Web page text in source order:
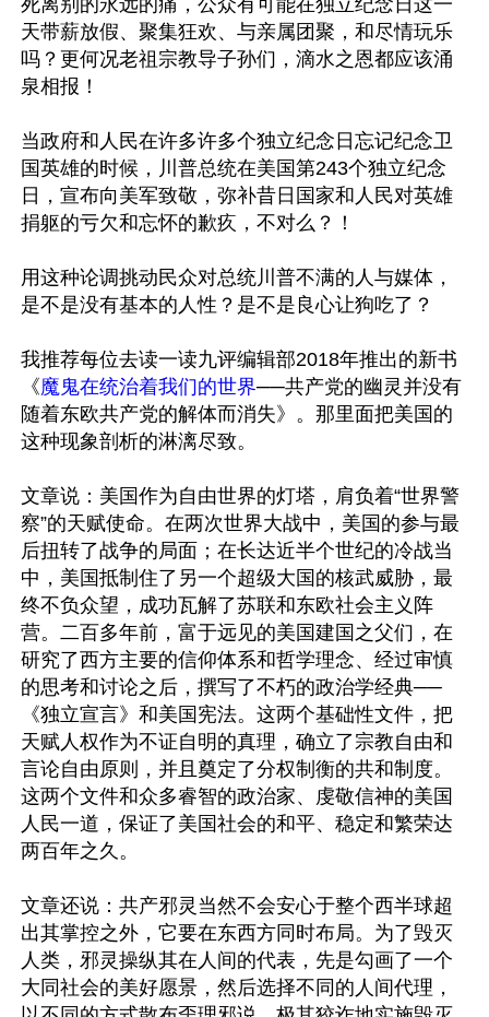
死离别的永远的痛，公众有可能在独立纪念日这一
天带薪放假、聚集狂欢、与亲属团聚，和尽情玩乐
吗？更何况老祖宗教导子孙们，滴水之恩都应该涌
泉相报！
当政府和人民在许多许多个独立纪念日忘记纪念卫
国英雄的时候，川普总统在美国第243个独立纪念
日，宣布向美军致敬，弥补昔日国家和人民对英雄
捐躯的亏欠和忘怀的歉疚，不对么？！
用这种论调挑动民众对总统川普不满的人与媒体，
是不是没有基本的人性？是不是良心让狗吃了？
我推荐每位去读一读九评编辑部2018年推出的新书
《魔鬼在统治着我们的世界──共产党的幽灵并没有
随着东欧共产党的解体而消失》。那里面把美国的
这种现象剖析的淋漓尽致。
文章说：美国作为自由世界的灯塔，肩负着“世界警
察”的天赋使命。在两次世界大战中，美国的参与最
后扭转了战争的局面；在长达近半个世纪的冷战当
中，美国抵制住了另一个超级大国的核武威胁，最
终不负众望，成功瓦解了苏联和东欧社会主义阵
营。二百多年前，富于远见的美国建国之父们，在
研究了西方主要的信仰体系和哲学理念、经过审慎
的思考和讨论之后，撰写了不朽的政治学经典──
《独立宣言》和美国宪法。这两个基础性文件，把
天赋人权作为不证自明的真理，确立了宗教自由和
言论自由原则，并且奠定了分权制衡的共和制度。
这两个文件和众多睿智的政治家、虔敬信神的美国
人民一道，保证了美国社会的和平、稳定和繁荣达
两百年之久。
文章还说：共产邪灵当然不会安心于整个西半球超
出其掌控之外，它要在东西方同时布局。为了毁灭
人类，邪灵操纵其在人间的代表，先是勾画了一个
大同社会的美好愿景，然后选择不同的人间代理，